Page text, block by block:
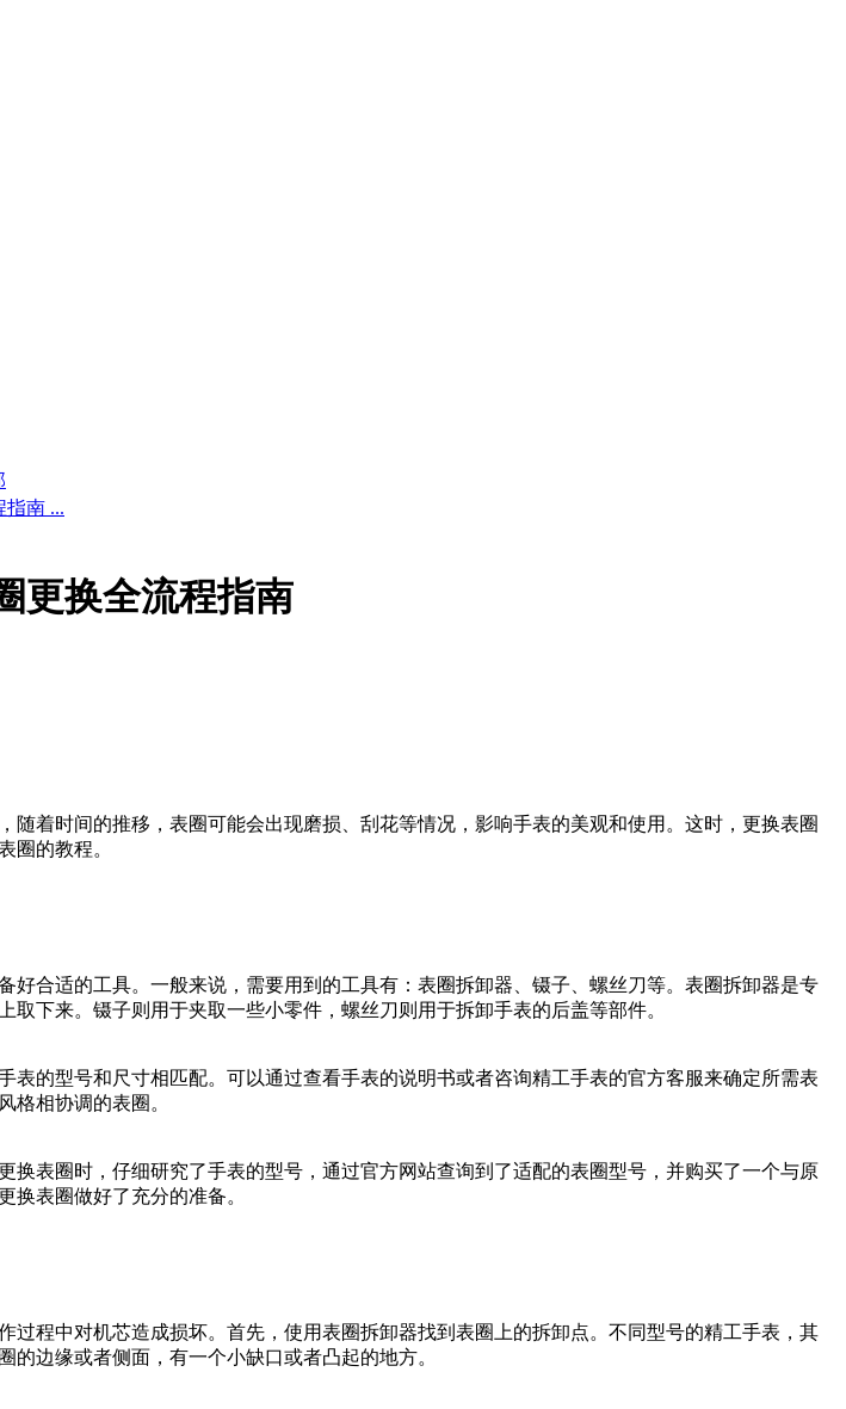
指南 ...
更换全流程指南
着时间的推移，表圈可能会出现磨损、刮花等情况，影响手表的美观和使用。这时，更换表圈
圈的教程。
好合适的工具。一般来说，需要用到的工具有：表圈拆卸器、镊子、螺丝刀等。表圈拆卸器是专
下来。镊子则用于夹取一些小零件，螺丝刀则用于拆卸手表的后盖等部件。
表的型号和尺寸相匹配。可以通过查看手表的说明书或者咨询精工手表的官方客服来确定所需表
格相协调的表圈。
换表圈时，仔细研究了手表的型号，通过官方网站查询到了适配的表圈型号，并购买了一个与原
换表圈做好了充分的准备。
过程中对机芯造成损坏。首先，使用表圈拆卸器找到表圈上的拆卸点。不同型号的精工手表，其
边缘或者侧面，有一个小缺口或者凸起的地方。